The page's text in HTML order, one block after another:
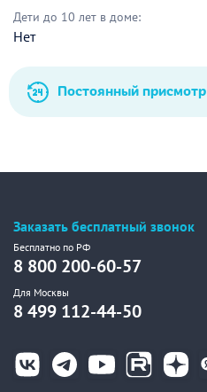
Дети до 10 лет в доме:
Нет
Постоянный присмотр
Заказать бесплатный звонок
Бесплатно по РФ
8 800 200-60-57
Для Москвы
8 499 112-44-50